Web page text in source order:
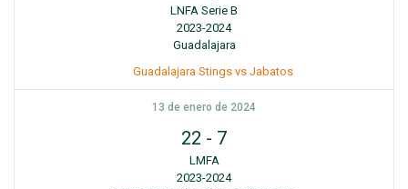
LNFA Serie B
2023-2024
Guadalajara
Guadalajara Stings vs Jabatos
13 de enero de 2024
22 - 7
LMFA
2023-2024